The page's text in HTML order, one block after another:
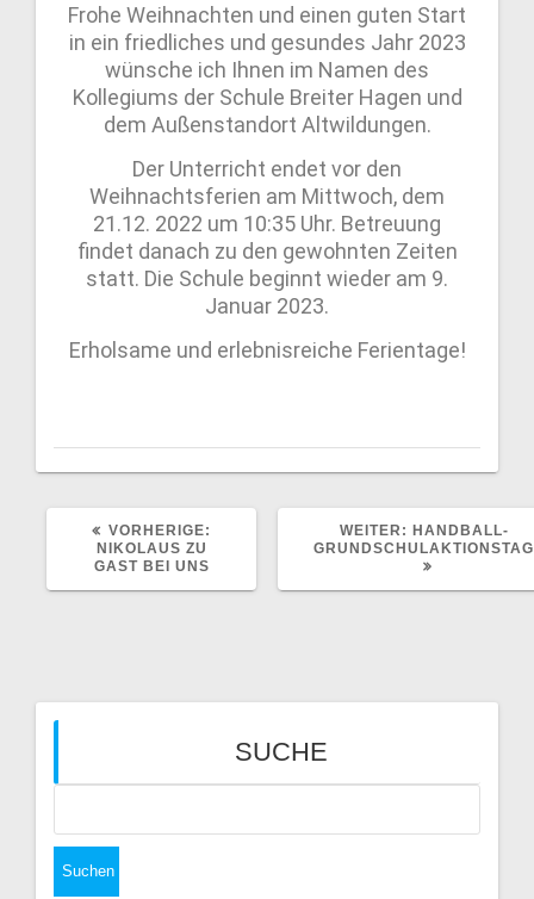
Frohe Weihnachten und einen guten Start
in ein friedliches und gesundes Jahr 2023
wünsche ich Ihnen im Namen des
Kollegiums der Schule Breiter Hagen und
dem Außenstandort Altwildungen.
Der Unterricht endet vor den
Weihnachtsferien am Mittwoch, dem
21.12. 2022 um 10:35 Uhr. Betreuung
findet danach zu den gewohnten Zeiten
statt. Die Schule beginnt wieder am 9.
Januar 2023.
Erholsame und erlebnisreiche Ferientage!
VORHERIGE:
NIKOLAUS ZU
GAST BEI UNS
WEITER: HANDBALL-
GRUNDSCHULAKTIONSTAG
SUCHE